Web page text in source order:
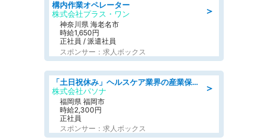
＞
構内作業オペレーター
株式会社プラス・ワン
神奈川県 海老名市
時給1,650円
正社員 / 派遣社員
スポンサー：求人ボックス
＞
「土日祝休み」ヘルスケア業界の産業保健師/高時給/未経験OK/要資格:保健師、正看護師
株式会社パソナ
福岡県 福岡市
時給2,300円
正社員
スポンサー：求人ボックス